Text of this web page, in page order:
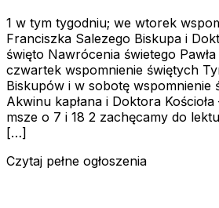
1 w tym tygodniu; we wtorek
Franciszka Salezego Biskupa i
święto Nawrócenia świetego
czwartek wspomnienie świętych
Biskupów i w sobotę wspomnienie
Akwinu kapłana i Doktora
msze o 7 i 18 2 zachęcamy do
[…]
Czytaj pełne ogłoszenia